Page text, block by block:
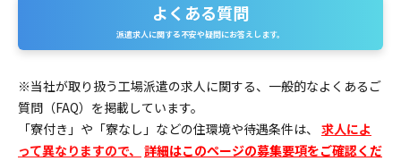
よくある質問
派遣求人に関する不安や疑問にお答えします。
※当社が取り扱う工場派遣の求人に関する、一般的なよくあるご
質問（FAQ）を掲載しています。
「寮付き」や「寮なし」などの住環境や待遇条件は、 求人によ
って異なりますので、 詳細はこのページの募集要項をご確認くだ